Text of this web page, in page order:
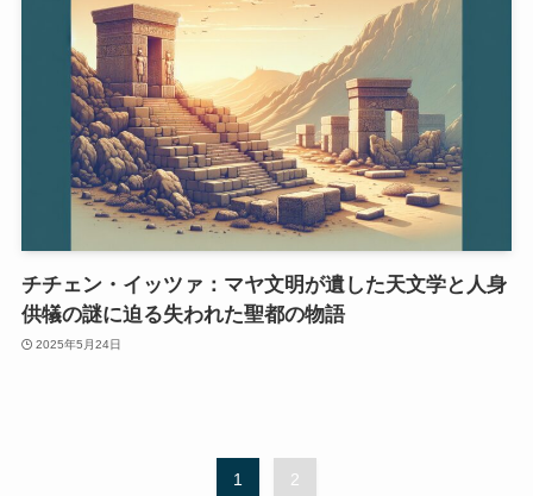
チチェン・イッツァ：マヤ文明が遺した天文学と人身
供犠の謎に迫る失われた聖都の物語
2025年5月24日
1 2